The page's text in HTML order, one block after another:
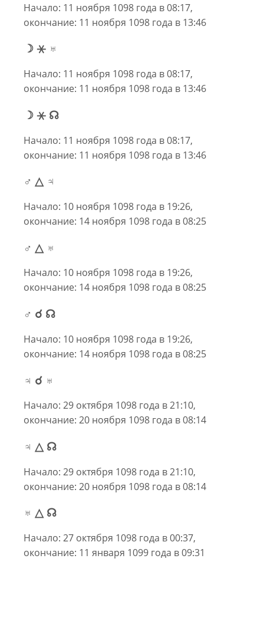
Начало: 11 ноября 1098 года в 08:17,
окончание: 11 ноября 1098 года в 13:46
☽ ⚹ ♅
Начало: 11 ноября 1098 года в 08:17,
окончание: 11 ноября 1098 года в 13:46
☽ ⚹ ☊
Начало: 11 ноября 1098 года в 08:17,
окончание: 11 ноября 1098 года в 13:46
♂ △ ♃
Начало: 10 ноября 1098 года в 19:26,
окончание: 14 ноября 1098 года в 08:25
♂ △ ♅
Начало: 10 ноября 1098 года в 19:26,
окончание: 14 ноября 1098 года в 08:25
♂ ☌ ☊
Начало: 10 ноября 1098 года в 19:26,
окончание: 14 ноября 1098 года в 08:25
♃ ☌ ♅
Начало: 29 октября 1098 года в 21:10,
окончание: 20 ноября 1098 года в 08:14
♃ △ ☊
Начало: 29 октября 1098 года в 21:10,
окончание: 20 ноября 1098 года в 08:14
♅ △ ☊
Начало: 27 октября 1098 года в 00:37,
окончание: 11 января 1099 года в 09:31